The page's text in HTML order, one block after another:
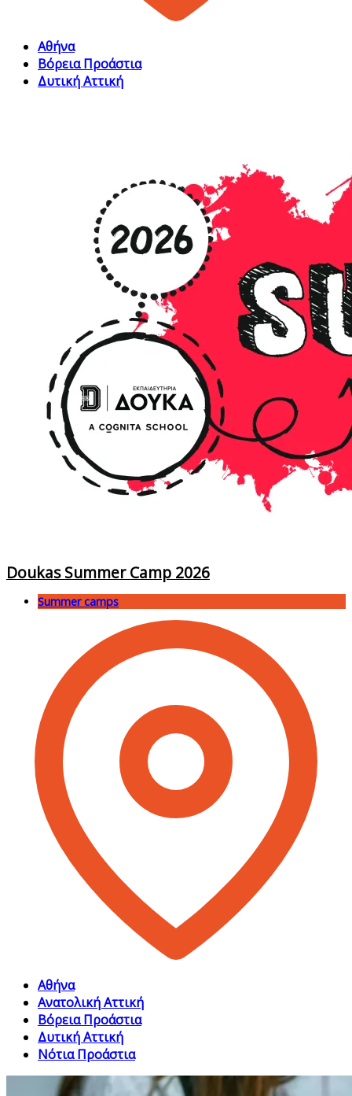
Αθήνα
Βόρεια Προάστια
Δυτική Αττική
Doukas Summer Camp 2026
Summer camps
Αθήνα
Ανατολική Αττική
Βόρεια Προάστια
Δυτική Αττική
Νότια Προάστια